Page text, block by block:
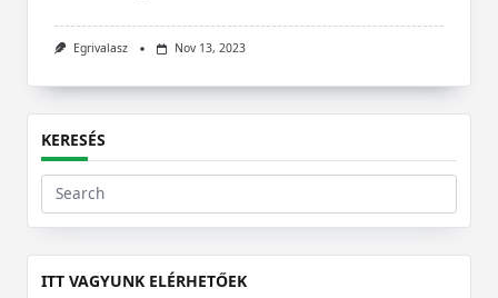
Egrivalasz Nov 13, 2023
KERESÉS
Search
for:
ITT VAGYUNK ELÉRHETŐEK